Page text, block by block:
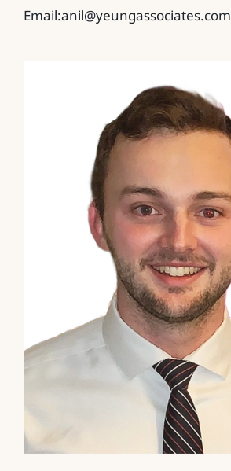
Email:anil@yeungassociates.com